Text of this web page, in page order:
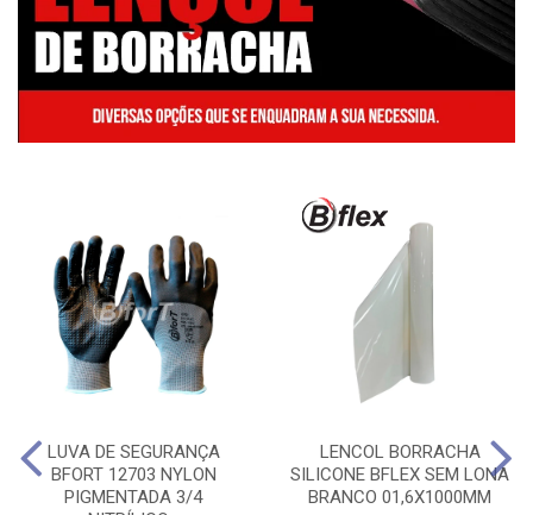
LUVA DE SEGURANÇA
BFORT 12703 NYLON
PIGMENTADA 3/4
LENCOL BORRACHA
SILICONE BFLEX SEM LONA
BRANCO 01,6X1000MM